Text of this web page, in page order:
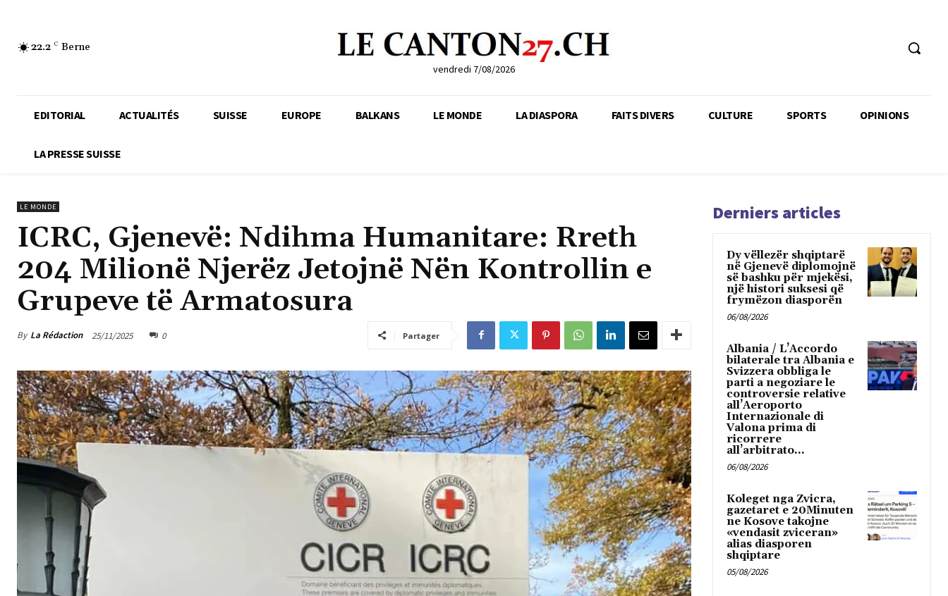
22.2 C Berne
vendredi 7/08/2026
EDITORIAL ACTUALITÉS SUISSE EUROPE BALKANS LE MONDE LA DIASPORA FAITS DIVERS CULTURE SPORTS OPINIONS
LA PRESSE SUISSE
LE MONDE
ICRC, Gjenevë: Ndihma Humanitare: Rreth
204 Milionë Njerëz Jetojnë Nën Kontrollin e
Grupeve të Armatosura
By La Rédaction 25/11/2025 0 Partager
Derniers articles
Dy vëllezër shqiptarë
në Gjenevë diplomojnë
së bashku për mjekësi,
një histori suksesi që
frymëzon diasporën
06/08/2026
Albania / L’Accordo
bilaterale tra Albania e
Svizzera obbliga le
parti a negoziare le
controversie relative
all’Aeroporto
Internazionale di
Valona prima di
ricorrere
all’arbitrato...
06/08/2026
Koleget nga Zvicra,
gazetaret e 20Minuten
ne Kosove takojne
«vendasit zviceran»
alias diasporen
shqiptare
05/08/2026